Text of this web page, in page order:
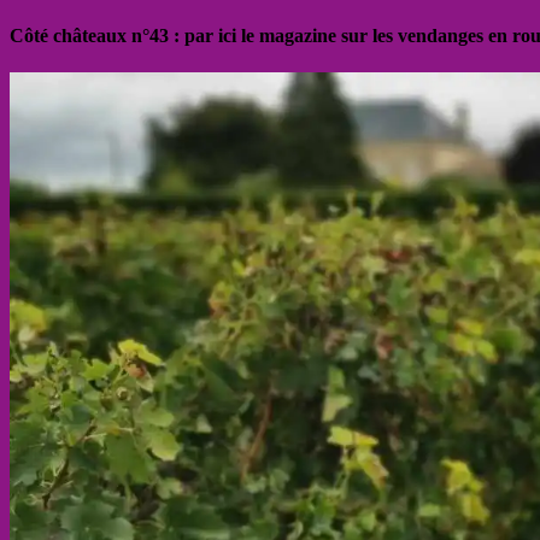
Côté châteaux n°43 : par ici le magazine sur les vendanges en